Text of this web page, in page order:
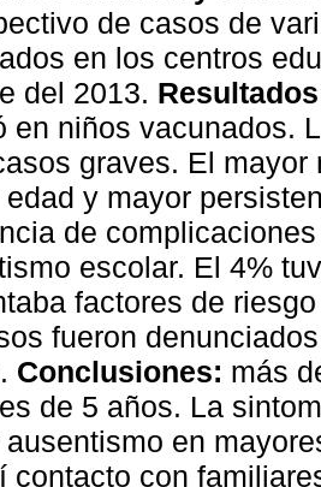
de casos de
en los centros
del 2013.
en niños vacunados.
graves. El
edad y mayor
de
escolar. El 4%
factores de
fueron
Conclusiones: más
de 5 años. La
ausentismo en
contacto con